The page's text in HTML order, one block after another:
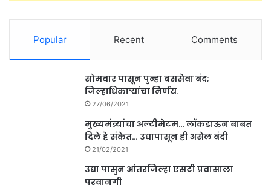
Popular Recent Comments
सोमवार पासून पुन्हा बससेवा बंद;
जिल्हाधिकाऱ्यांचा निर्णय.
27/06/2021
मुख्यमंत्र्यांचा अल्टीमेटम… लॉकडाऊन बाबत
दिले हे संकेत… उद्यापासून ही असेल बंदी
21/02/2021
उद्या पासुन आंतरजिल्हा एसटी प्रवासाला
परवानगी